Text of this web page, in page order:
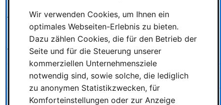
Auch 2025 könnt ihr euren Messebesuch durch frei
kombinierbare Zusatzangebote erweitern. Die
Kombinationsbeschränkungen aus dem Vorjahr entfallen
vollständig.
Add-On Preis Beschreibung
Lootbag 20 € Tasche mit exklusivem
Wir verwenden Cookies, um Ihnen ein
optimales Webseiten-Erlebnis zu bieten.
Dazu zählen Cookies, die für den Betrieb der
Seite und für die Steuerung unserer
kommerziellen Unternehmensziele
notwendig sind, sowie solche, die lediglich
zu anonymen Statistikzwecken, für
Komforteinstellungen oder zur Anzeige